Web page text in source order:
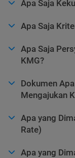
Apa Saja
Apa Saja
Apa Saja
KMG?
Dokumen
Mengajukan
Apa yang
Rate)
Apa yang